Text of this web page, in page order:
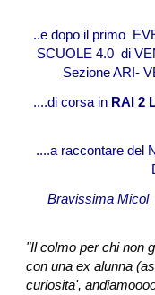
..e dopo il primo
SCUOLE 4.0 di
Sezione ARI-
....di corsa in RAI 2
....a raccontare del
Bravissima Micol
"Il colmo per chi non
con una ex alunna
curiosita',